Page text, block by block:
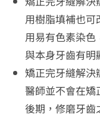
用樹脂填補也
用易有色素染色
與本身牙齒有明
矯正完牙縫解
醫師並不會在矯
後期，修磨牙